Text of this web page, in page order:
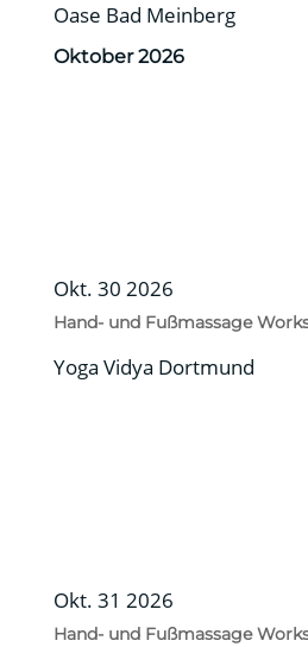
Oase Bad Meinberg
Oktober 2026
Okt. 30 2026
Hand- und Fußmassage
Yoga Vidya Dortmund
Okt. 31 2026
Hand- und Fußmassage